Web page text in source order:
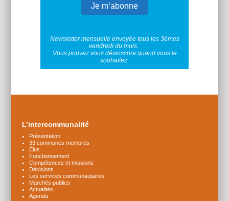
Newsletter mensuelle envoyée tous les 3èmes
vendredi du mois.
Vous pouvez vous désinscrire quand vous le
souhaitez.
L’intercommunalité
Présentation
33 communes membres
Élus
Fonctionnement
Compétences et missions
Décisions
Les services communautaires
Marchés publics
Actualités
Agenda